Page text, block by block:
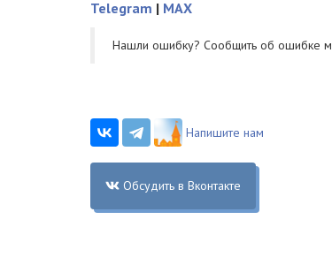
Telegram | MAX
Нашли ошибку? Cообщить об ошибке
Напишите нам
Обсудить в Вконтакте